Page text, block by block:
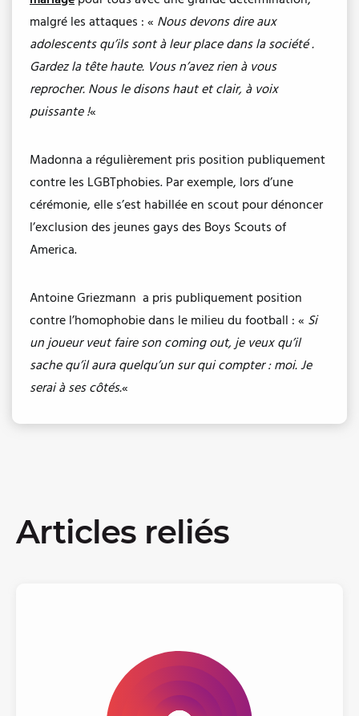
malgré les attaques : « Nous devons dire aux
adolescents qu’ils sont à leur place dans la société .
Gardez la tête haute. Vous n’avez rien à vous
reprocher. Nous le disons haut et clair, à voix
puissante !«
Madonna a régulièrement pris position publiquement
contre les LGBTphobies. Par exemple, lors d’une
cérémonie, elle s’est habillée en scout pour dénoncer
l’exclusion des jeunes gays des Boys Scouts of
America.
Antoine Griezmann a pris publiquement position
contre l’homophobie dans le milieu du football : « Si
un joueur veut faire son coming out, je veux qu’il
sache qu’il aura quelqu’un sur qui compter : moi. Je
serai à ses côtés.«
Articles reliés